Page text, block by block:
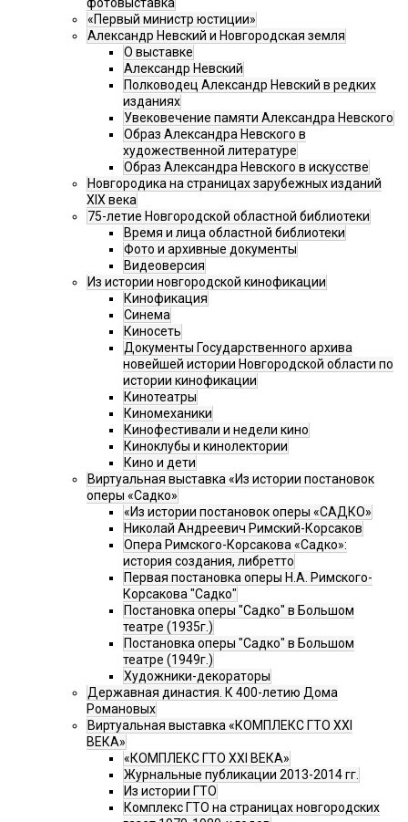
фотовыставка
«Первый министр юстиции»
Александр Невский и Новгородская земля
О выставке
Александр Невский
Полководец Александр Невский в редких
изданиях
Увековечение памяти Александра Невского
Образ Александра Невского в
художественной литературе
Образ Александра Невского в искусстве
Новгородика на страницах зарубежных изданий
XIX века
75-летие Новгородской областной библиотеки
Время и лица областной библиотеки
Фото и архивные документы
Видеоверсия
Из истории новгородской кинофикации
Кинофикация
Синема
Киносеть
Документы Государственного архива
новейшей истории Новгородской области по
истории кинофикации
Кинотеатры
Киномеханики
Кинофестивали и недели кино
Киноклубы и кинолектории
Кино и дети
Виртуальная выставка «Из истории постановок
оперы «Садко»
«Из истории постановок оперы «САДКО»
Николай Андреевич Римский-Корсаков
Опера Римского-Корсакова «Садко»:
история создания, либретто
Первая постановка оперы Н.А. Римского-
Корсакова "Садко"
Постановка оперы "Садко" в Большом
театре (1935г.)
Постановка оперы "Садко" в Большом
театре (1949г.)
Художники-декораторы
Державная династия. К 400-летию Дома
Романовых
Виртуальная выставка «КОМПЛЕКС ГТО XXI
ВЕКА»
«КОМПЛЕКС ГТО XXI ВЕКА»
Журнальные публикации 2013-2014 гг.
Из истории ГТО
Комплекс ГТО на страницах новгородских